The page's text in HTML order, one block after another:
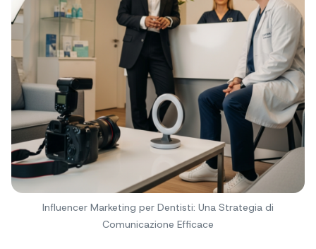
Influencer Marketing per Dentisti: Una Strategia di
Comunicazione Efficace